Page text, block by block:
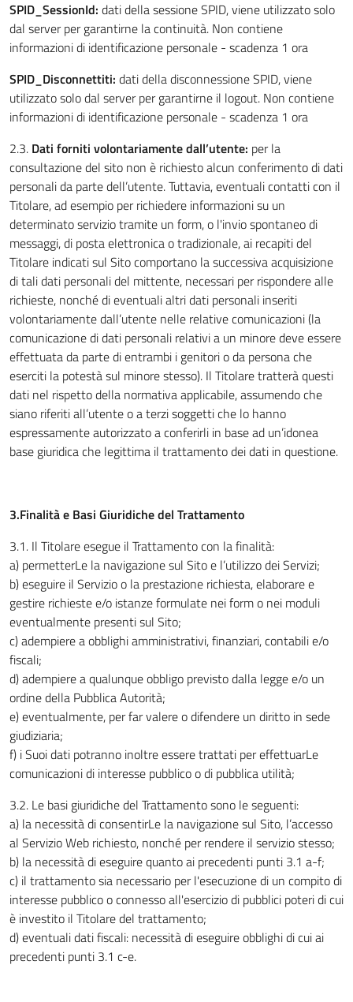
SPID_SessionId: dati della sessione SPID, viene utilizzato solo
dal server per garantirne la continuità. Non contiene
informazioni di identificazione personale - scadenza 1 ora
SPID_Disconnettiti: dati della disconnessione SPID, viene
utilizzato solo dal server per garantirne il logout. Non contiene
informazioni di identificazione personale - scadenza 1 ora
2.3. Dati forniti volontariamente dall’utente: per la
consultazione del sito non è richiesto alcun conferimento di dati
personali da parte dell’utente. Tuttavia, eventuali contatti con il
Titolare, ad esempio per richiedere informazioni su un
determinato servizio tramite un form, o l'invio spontaneo di
messaggi, di posta elettronica o tradizionale, ai recapiti del
Titolare indicati sul Sito comportano la successiva acquisizione
di tali dati personali del mittente, necessari per rispondere alle
richieste, nonché di eventuali altri dati personali inseriti
volontariamente dall’utente nelle relative comunicazioni (la
comunicazione di dati personali relativi a un minore deve essere
effettuata da parte di entrambi i genitori o da persona che
eserciti la potestà sul minore stesso). Il Titolare tratterà questi
dati nel rispetto della normativa applicabile, assumendo che
siano riferiti all’utente o a terzi soggetti che lo hanno
espressamente autorizzato a conferirli in base ad un’idonea
base giuridica che legittima il trattamento dei dati in questione.
3.Finalità e Basi Giuridiche del Trattamento
3.1. Il Titolare esegue il Trattamento con la finalità:
a) permetterLe la navigazione sul Sito e l’utilizzo dei Servizi;
b) eseguire il Servizio o la prestazione richiesta, elaborare e
gestire richieste e/o istanze formulate nei form o nei moduli
eventualmente presenti sul Sito;
c) adempiere a obblighi amministrativi, finanziari, contabili e/o
fiscali;
d) adempiere a qualunque obbligo previsto dalla legge e/o un
ordine della Pubblica Autorità;
e) eventualmente, per far valere o difendere un diritto in sede
giudiziaria;
f) i Suoi dati potranno inoltre essere trattati per effettuarLe
comunicazioni di interesse pubblico o di pubblica utilità;
3.2. Le basi giuridiche del Trattamento sono le seguenti:
a) la necessità di consentirLe la navigazione sul Sito, l’accesso
al Servizio Web richiesto, nonché per rendere il servizio stesso;
b) la necessità di eseguire quanto ai precedenti punti 3.1 a-f;
c) il trattamento sia necessario per l'esecuzione di un compito di
interesse pubblico o connesso all'esercizio di pubblici poteri di cui
è investito il Titolare del trattamento;
d) eventuali dati fiscali: necessità di eseguire obblighi di cui ai
precedenti punti 3.1 c-e.